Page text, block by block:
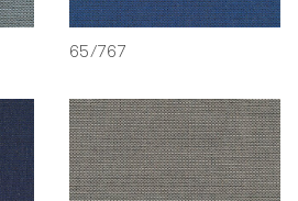
65/767